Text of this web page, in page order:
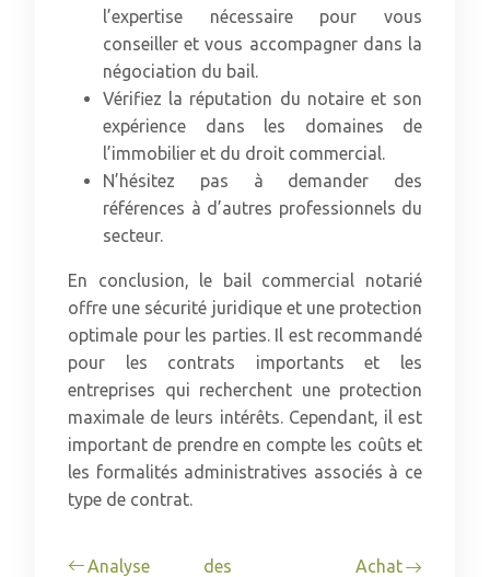
l’expertise nécessaire pour vous
conseiller et vous accompagner dans la
négociation du bail.
Vérifiez la réputation du notaire et son
expérience dans les domaines de
l’immobilier et du droit commercial.
N’hésitez pas à demander des
références à d’autres professionnels du
secteur.
En conclusion, le bail commercial notarié
offre une sécurité juridique et une protection
optimale pour les parties. Il est recommandé
pour les contrats importants et les
entreprises qui recherchent une protection
maximale de leurs intérêts. Cependant, il est
important de prendre en compte les coûts et
les formalités administratives associés à ce
type de contrat.
Analyse des
Achat